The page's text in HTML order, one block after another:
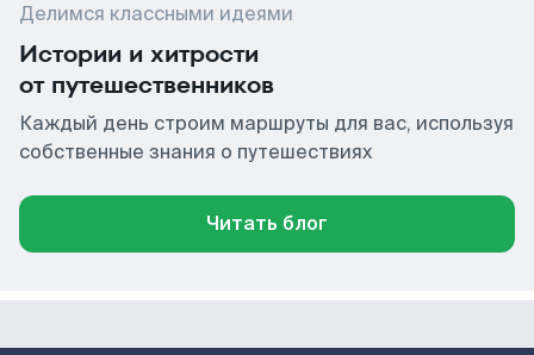
Делимся классными идеями
Истории и хитрости
от путешественников
Каждый день строим маршруты для вас, используя
собственные знания о путешествиях
Читать блог